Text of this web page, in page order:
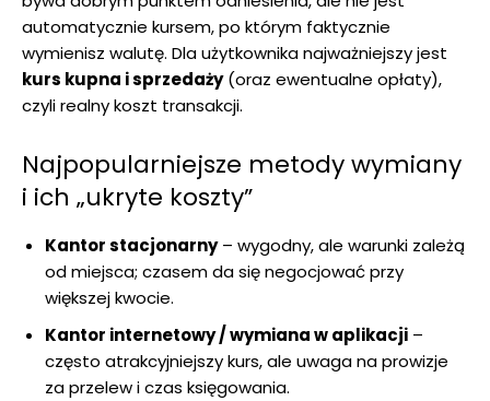
automatycznie kursem, po którym faktycznie
wymienisz walutę. Dla użytkownika najważniejszy jest
kurs kupna i sprzedaży(oraz ewentualne opłaty),
czyli realny koszt transakcji.
Najpopularniejsze metody wymiany
i ich „ukryte koszty”
Kantor stacjonarny– wygodny, ale warunki zależą
od miejsca; czasem da się negocjować przy
większej kwocie.
Kantor internetowy / wymiana w aplikacji –
często atrakcyjniejszy kurs, ale uwaga na prowizje
za przelew i czas księgowania.